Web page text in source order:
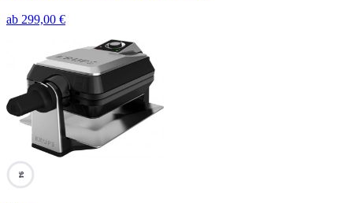
ab 299,00 €
94